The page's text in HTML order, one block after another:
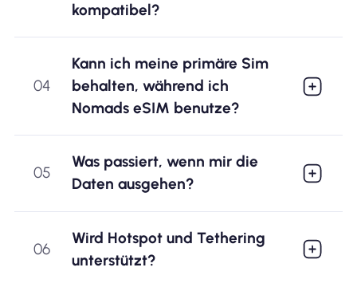
kompatibel?
04
Kann ich meine primäre Sim
behalten, während ich
Nomads eSIM benutze?
05
Was passiert, wenn mir die
Daten ausgehen?
06
Wird Hotspot und Tethering
unterstützt?